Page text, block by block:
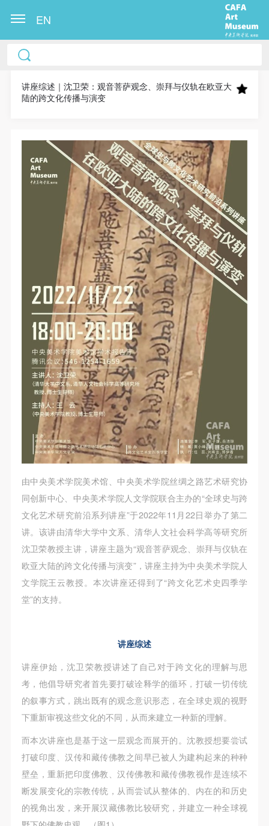
EN
讲座综述｜沈卫荣：观音菩萨观念、崇拜与仪轨在欧亚大
陆的跨文化传播与演变
由中央美术学院美术馆、中央美术学院丝绸之路艺术研究协
同创新中心、中央美术学院人文学院联合主办的“全球史与跨
文化艺术研究前沿系列讲座”于2022年11月22日举办了第二
讲。该讲由清华大学中文系、清华人文社会科学高等研究所
沈卫荣教授主讲，讲座主题为“观音菩萨观念、崇拜与仪轨在
欧亚大陆的跨文化传播与演变”，讲座主持为中央美术学院人
文学院王云教授。本次讲座还得到了“跨文化艺术史四季学
堂”的支持。
讲座综述
讲座伊始，沈卫荣教授讲述了自己对于跨文化的理解与思
考，他倡导研究者首先要打破诠释学的循环，打破一切传统
的叙事方式，跳出既有的观念意识形态，在全球史观的视野
下重新审视这些文化的不同，从而来建立一种新的理解。
而本次讲座也是基于这一层观念而展开的。沈教授想要尝试
打破印度、汉传和藏传佛教之间早已被人为建构起来的种种
壁垒，重新把印度佛教、汉传佛教和藏传佛教视作是连续不
断发展变化的宗教传统，从而尝试从整体的、内在的和历史
的视角出发，来开展汉藏佛教比较研究，并建立一种全球视
中央美术学院美术馆出版授权协议书
称“CAFAM”），愿意将本人参与中央美术学院美术馆
公共教育部组织的公益性活动（包括美术馆会员活
果（如参与工作坊创作的作品）提交中央美术学院用
作发表、出版。中央美术学院可以以电子、网络及其
它数字媒体形式公开出版，并同意编入《中国知识资
源总库》《中央美术学院资料库》《中央美术学院美
术馆资料库》等相关资料、文献、档案机构和平台，
在中央美术学院中使用和在互联网上传播，同意按相
关“章程”规定享受相关权益。
中央美术学院美术馆活动安全免责协议书
本次活动公平公正、自愿参加与退出、风险与责任自
负的原则。但活动有风险，参加者应有必要的风险意
第二条
参加本次活动者必须遵守中华人民共和国的相关法
律、法规，必须遵循道德和社会公德规范，并应该具
备以人为本、团结友爱、互相帮助和助人为乐的良好
品质。
第三条
参加本次活动人员应该是成年人（具有完全民事行为
能力的人，18周岁以上）未成年人必须在成年人的陪
同下参观。
第四条
参加活动者在此次活动期间的人身安全责任自负。鼓
励参加者自行购买人身安全保险。活动中一旦出现事
故，活动中任何非事故当事人及美术馆将不承担人身
事故的任何责任，但有互相援助的义务。参加活动的
成员应当积极主动的组织实施救援工作，但对事故本
身不承担任何法律责任和经济责任。参加本次活动者
参加活动者在此次活动期间应主动遵守美术馆活动秩
序、维护美术馆场地及展示、展览、馆藏艺术作品及
衍生品的安全。活动中一旦因个人原因造成美术馆场
地、空间、艺术品、衍生品等受到不同程度的损失、
破坏。活动中任何非事故当事人及美术馆将不承担相
文、组织规定进行协商和赔偿。并追究相应的法律责
任和经济责任。
第六条
参与活动者在参与活动时应当在美术馆工作人员及活
动导师、教师指导下进行，并正确的使用活动中所涉
中央美术学院美术馆出版授权协议书
称“CAFAM”），愿意将本人参与中央美术学院美术馆
公共教育部组织的公益性活动（包括美术馆会员活
果（如参与工作坊创作的作品）提交中央美术学院用
作发表、出版。中央美术学院可以以电子、网络及其
它数字媒体形式公开出版，并同意编入《中国知识资
源总库》《中央美术学院资料库》《中央美术学院美
术馆资料库》等相关资料、文献、档案机构和平台，
在中央美术学院中使用和在互联网上传播，同意按相
关“章程”规定享受相关权益。
中央美术学院美术馆活动安全免责协议书
本次活动公平公正、自愿参加与退出、风险与责任自
负的原则。但活动有风险，参加者应有必要的风险意
第二条
参加本次活动者必须遵守中华人民共和国的相关法
律、法规，必须遵循道德和社会公德规范，并应该具
备以人为本、团结友爱、互相帮助和助人为乐的良好
品质。
第三条
参加本次活动人员应该是成年人（具有完全民事行为
能力的人，18周岁以上）未成年人必须在成年人的陪
同下参观。
第四条
参加活动者在此次活动期间的人身安全责任自负。鼓
励参加者自行购买人身安全保险。活动中一旦出现事
故，活动中任何非事故当事人及美术馆将不承担人身
事故的任何责任，但有互相援助的义务。参加活动的
成员应当积极主动的组织实施救援工作，但对事故本
身不承担任何法律责任和经济责任。参加本次活动者
参加活动者在此次活动期间应主动遵守美术馆活动秩
序、维护美术馆场地及展示、展览、馆藏艺术作品及
衍生品的安全。活动中一旦因个人原因造成美术馆场
地、空间、艺术品、衍生品等受到不同程度的损失、
破坏。活动中任何非事故当事人及美术馆将不承担相
文、组织规定进行协商和赔偿。并追究相应的法律责
任和经济责任。
第六条
参与活动者在参与活动时应当在美术馆工作人员及活
动导师、教师指导下进行，并正确的使用活动中所涉
中央美术学院美术馆出版授权协议书
称“CAFAM”），愿意将本人参与中央美术学院美术馆
公共教育部组织的公益性活动（包括美术馆会员活
果（如参与工作坊创作的作品）提交中央美术学院用
作发表、出版。中央美术学院可以以电子、网络及其
它数字媒体形式公开出版，并同意编入《中国知识资
源总库》《中央美术学院资料库》《中央美术学院美
术馆资料库》等相关资料、文献、档案机构和平台，
在中央美术学院中使用和在互联网上传播，同意按相
关“章程”规定享受相关权益。
中央美术学院美术馆活动安全免责协议书
本次活动公平公正、自愿参加与退出、风险与责任自
负的原则。但活动有风险，参加者应有必要的风险意
第二条
参加本次活动者必须遵守中华人民共和国的相关法
律、法规，必须遵循道德和社会公德规范，并应该具
备以人为本、团结友爱、互相帮助和助人为乐的良好
品质。
第三条
参加本次活动人员应该是成年人（具有完全民事行为
能力的人，18周岁以上）未成年人必须在成年人的陪
同下参观。
第四条
参加活动者在此次活动期间的人身安全责任自负。鼓
励参加者自行购买人身安全保险。活动中一旦出现事
故，活动中任何非事故当事人及美术馆将不承担人身
事故的任何责任，但有互相援助的义务。参加活动的
成员应当积极主动的组织实施救援工作，但对事故本
身不承担任何法律责任和经济责任。参加本次活动者
参加活动者在此次活动期间应主动遵守美术馆活动秩
序、维护美术馆场地及展示、展览、馆藏艺术作品及
衍生品的安全。活动中一旦因个人原因造成美术馆场
地、空间、艺术品、衍生品等受到不同程度的损失、
破坏。活动中任何非事故当事人及美术馆将不承担相
文、组织规定进行协商和赔偿。并追究相应的法律责
任和经济责任。
第六条
参与活动者在参与活动时应当在美术馆工作人员及活
动导师、教师指导下进行，并正确的使用活动中所涉